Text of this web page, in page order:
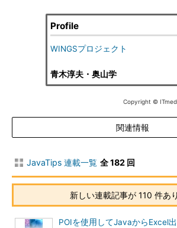
Profile
WINGSプロジェクト
青木淳夫・奥山学
Copyright ©
関連情報
JavaTips 連載一覧 全 182 回
新しい連載記事が 110 件あ
POIを使用してJavaからExcel